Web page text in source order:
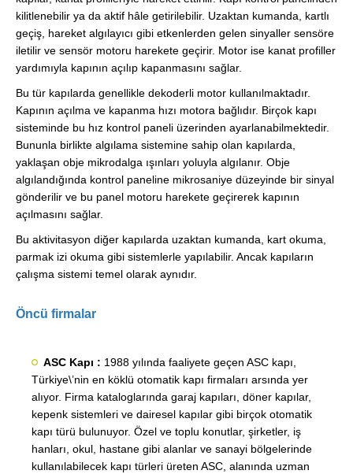
kilitlenebilir ya da aktif hâle getirilebilir. Uzaktan kumanda, kartlı
geçiş, hareket algılayıcı gibi etkenlerden gelen sinyaller sensöre
iletilir ve sensör motoru harekete geçirir. Motor ise kanat profiller
yardımıyla kapının açılıp kapanmasını sağlar.
Bu tür kapılarda genellikle dekoderli motor kullanılmaktadır.
Kapının açılma ve kapanma hızı motora bağlıdır. Birçok kapı
sisteminde bu hız kontrol paneli üzerinden ayarlanabilmektedir.
Bununla birlikte algılama sistemine sahip olan kapılarda,
yaklaşan obje mikrodalga ışınları yoluyla algılanır. Obje
algılandığında kontrol paneline mikrosaniye düzeyinde bir sinyal
gönderilir ve bu panel motoru harekete geçirerek kapının
açılmasını sağlar.
Bu aktivitasyon diğer kapılarda uzaktan kumanda, kart okuma,
parmak izi okuma gibi sistemlerle yapılabilir. Ancak kapıların
çalışma sistemi temel olarak aynıdır.
Öncü firmalar
ASC Kapı : 1988 yılında faaliyete geçen ASC kapı,
Türkiye\’nin en köklü otomatik kapı firmaları arsında yer
alıyor. Firma kataloglarında garaj kapıları, döner kapılar,
kepenk sistemleri ve dairesel kapılar gibi birçok otomatik
kapı türü bulunuyor. Özel ve toplu konutlar, şirketler, iş
hanları, okul, hastane gibi alanlar ve sanayi bölgelerinde
kullanılabilecek kapı türleri üreten ASC, alanında uzman